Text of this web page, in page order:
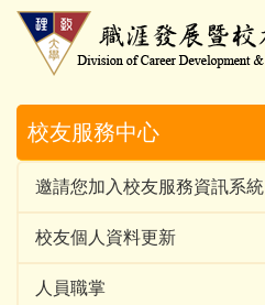
跳
校友服務中心
邀請您加入校友服務資訊系統
校友個人資料更新
人員職掌